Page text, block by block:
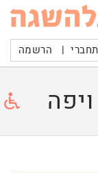
| הרשמה